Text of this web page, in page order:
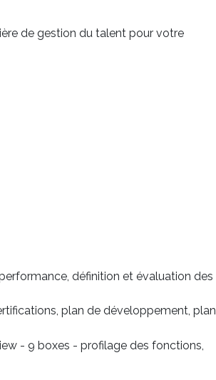
de gestion du talent pour votre
définition et évaluation des
plan de développement, plan
- 9 boxes - profilage des fonctions,